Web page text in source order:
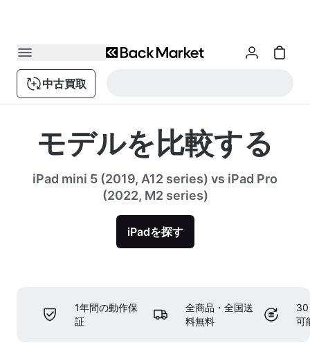
中古買取
モデルを比較する
iPad mini 5 (2019, A12 series) vs iPad Pro
(2022, M2 series)
iPadを探す
1年間の動作保
証
全商品・全国送
料無料
30
可